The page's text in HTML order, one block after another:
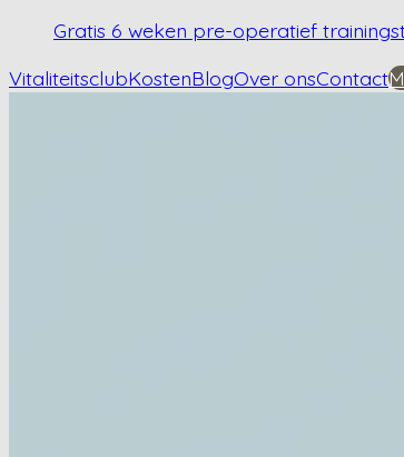
Gratis 6 weken pre-operatief
VitaliteitsclubKostenBlogOver onsContact